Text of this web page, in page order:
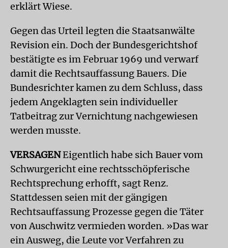
erklärt Wiese.
Gegen das Urteil legten die Staatsanwälte
Revision ein. Doch der Bundesgerichtshof
bestätigte es im Februar 1969 und verwarf
damit die Rechtsauffassung Bauers. Die
Bundesrichter kamen zu dem Schluss, dass
jedem Angeklagten sein individueller
Tatbeitrag zur Vernichtung nachgewiesen
werden musste.
VERSAGENEigentlich habe sich Bauer vom
Schwurgericht eine rechtsschöpferische
Rechtsprechung erhofft, sagt Renz.
Stattdessen seien mit der gängigen
Rechtsauffassung Prozesse gegen die Täter
von Auschwitz vermieden worden. »Das war
ein Ausweg, die Leute vor Verfahren zu